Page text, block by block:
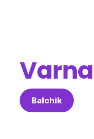
Varna
Balchik